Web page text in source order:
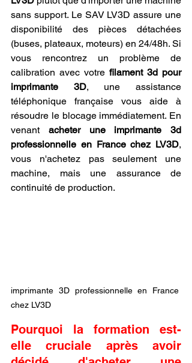
sans support. Le SAV LV3D assure une
disponibilité des pièces détachées
(buses, plateaux, moteurs) en 24/48h. Si
vous rencontrez un problème de
calibration avec votre filament 3d pour
imprimante 3D, une assistance
téléphonique française vous aide à
résoudre le blocage immédiatement. En
venant acheter une imprimante 3d
professionnelle en France chez LV3D,
vous n'achetez pas seulement une
machine, mais une assurance de
continuité de production.
imprimante 3D professionnelle en France
chez LV3D
Pourquoi la formation est-
elle cruciale après avoir